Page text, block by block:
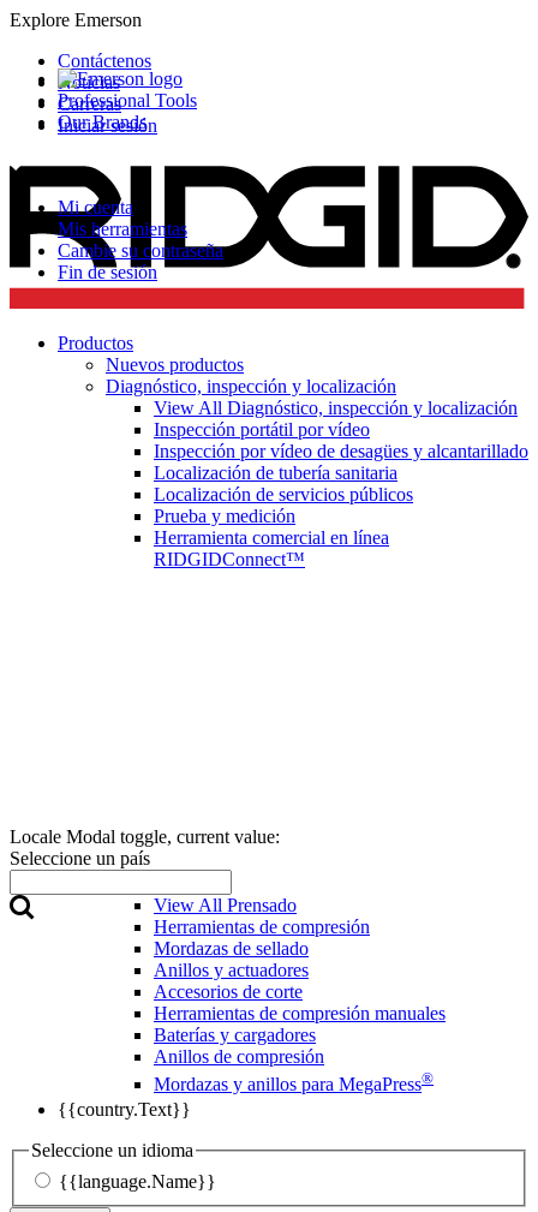
Explore Emerson
Professional Tools
Our Brands
Contáctenos
Noticias
Carreras
Iniciar sesión
Mi cuenta
Mis herramientas
Cambie su contraseña
Fin de sesión
Locale Modal toggle, current value:
Seleccione un país
{{country.Text}}
Seleccione un idioma
{{language.Name}}
Productos
Nuevos productos
Diagnóstico, inspección y localización
View All Diagnóstico, inspección y localización
Inspección portátil por vídeo
Inspección por vídeo de desagües y alcantarillado
Localización de tubería sanitaria
Localización de servicios públicos
Prueba y medición
Herramienta comercial en línea
RIDGIDConnect™
View All Prensado
Herramientas de compresión
Mordazas de sellado
Anillos y actuadores
Accesorios de corte
Herramientas de compresión manuales
Baterías y cargadores
Anillos de compresión
Mordazas y anillos para MegaPress®